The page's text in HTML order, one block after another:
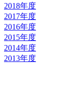
2018年度
2017年度
2016年度
2015年度
2014年度
2013年度